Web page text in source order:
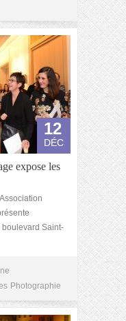
12
DÉC
expose les
boulevard Saint-
Photographie